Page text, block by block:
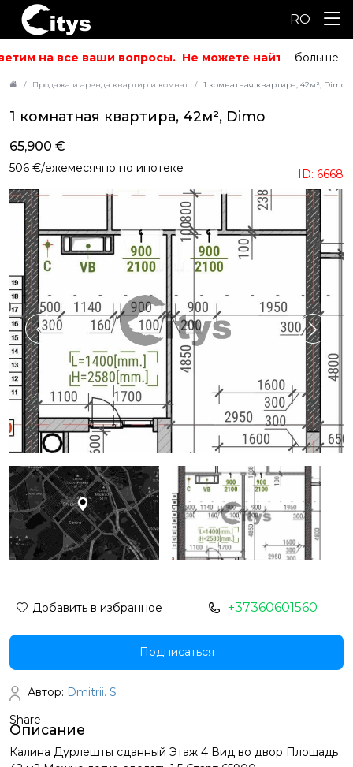
RO
на все ваши вопросы. Не можете найти то, что
больше
Продажа и аренда квартир и комнат 1 комнатная квартира, 42м², Dimo
Описание
Калина Дурлешты сданный Этаж 4 Вид во двор Площадь
1 комнатная квартира, 42м², Dimo
ID: 6668
65,900 €
506 €/ежемесячно по ипотеке
Добавить в избранное +37360601560
Подписаться
Автор: Dmitrii. S
Share